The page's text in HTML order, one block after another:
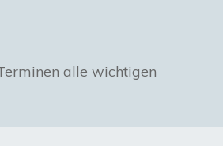
alle wichtigen